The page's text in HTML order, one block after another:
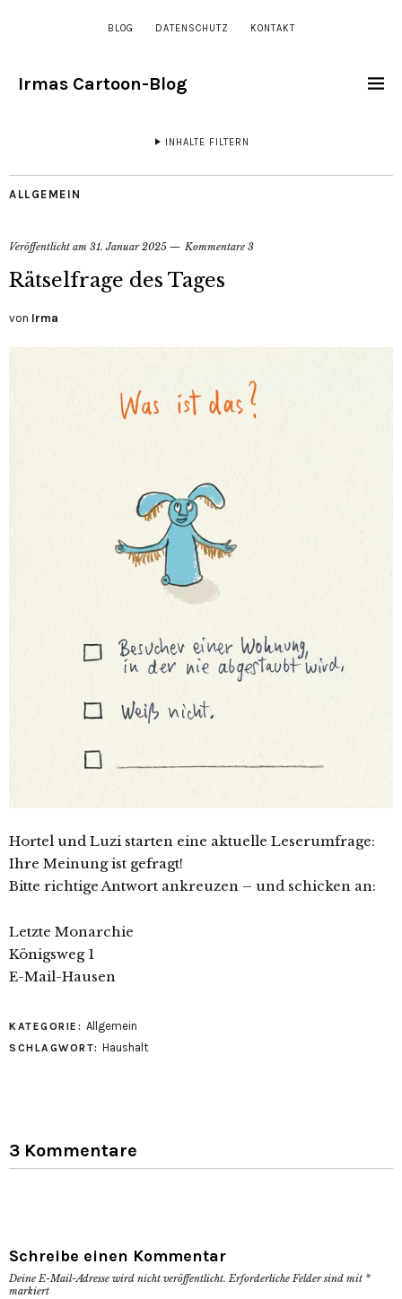
BLOG DATENSCHUTZ KONTAKT
Irmas Cartoon-Blog
INHALTE FILTERN
ALLGEMEIN
Veröffentlicht am 31. Januar 2025 Kommentare 3
Rätselfrage des Tages
von Irma
Hortel und Luzi starten eine aktuelle Leserumfrage:
Ihre Meinung ist gefragt!
Bitte richtige Antwort ankreuzen – und schicken an:
Letzte Monarchie
Königsweg 1
E-Mail-Hausen
KATEGORIE: Allgemein
SCHLAGWORT: Haushalt
3 Kommentare
Schreibe einen Kommentar
Deine E-Mail-Adresse wird nicht veröffentlicht. Erforderliche Felder sind mit *
markiert